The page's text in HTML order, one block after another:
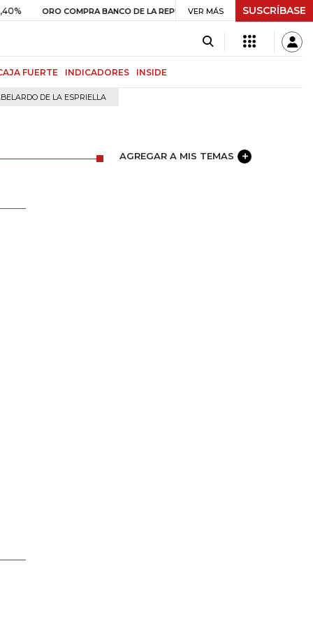
COMPRA BANCO DE LA REPÚBLICA $ 408.498,97 +$ 8.753,81 +2,19%
VER MÁS SUSCRÍBASE
FUERTE INDICADORES INSIDE
DE LA ESPRIELLA
AGREGAR A MIS TEMAS